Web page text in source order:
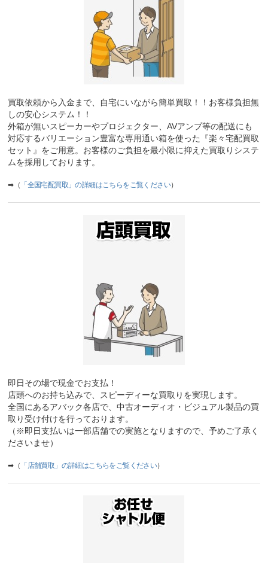
買取依頼から入金まで、自宅にいながら簡単買取！！お客様負担無
しの安心システム！！
外箱が無いスピーカーやプロジェクター、AVアンプ等の配送にも
対応するバリエーション豊富な専用通い箱を使った『楽々宅配買取
セット』をご用意。お客様のご負担を最小限に抑えた買取りシステ
ムを採用しております。
➡（ 「全国宅配買取」の詳細はこちらをご覧ください）
即日その場で現金でお支払！
店頭へのお持ち込みで、スピーディーな買取りを実現します。
全国にあるアバック各店で、中古オーディオ・ビジュアル製品の買
取り受け付けを行っております。
（※即日支払いは一部店舗での実施となりますので、予めご了承く
ださいませ）
➡（ 「店舗買取」の詳細はこちらをご覧ください）